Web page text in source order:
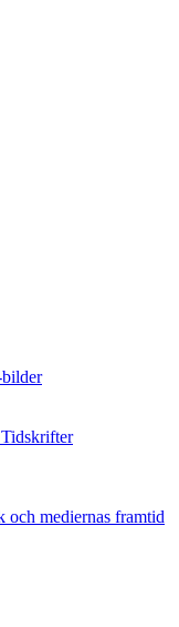
och mediernas framtid